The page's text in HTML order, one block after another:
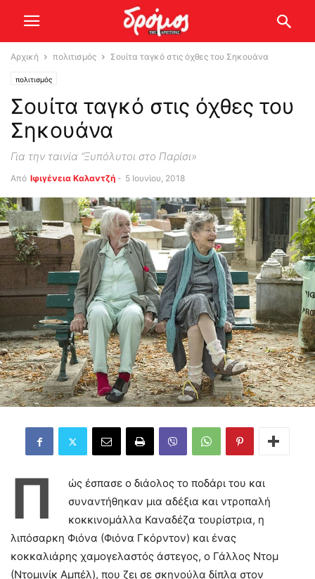
Αρχική πολιτισμός Σουίτα ταγκό στις όχθες του Σηκουάνα
πολιτισμός
Σουίτα ταγκό στις όχθες του
Σηκουάνα
Για την ταινία “Ξυπόλυτοι στο Παρίσι»
Από Ιφιγένεια Καλαντζή - 5 Ιουνίου, 2018
Π
ώς έσπασε ο διάολος το ποδάρι του και
συναντήθηκαν μια αδέξια και ντροπαλή
κοκκινομάλλα Καναδέζα τουρίστρια, η
λιπόσαρκη Φιόνα (Φιόνα Γκόρντον) και ένας
κοκκαλιάρης χαμογελαστός άστεγος, ο Γάλλος Ντομ
(Ντομινίκ Αμπέλ), που ζει σε σκηνούλα δίπλα στον